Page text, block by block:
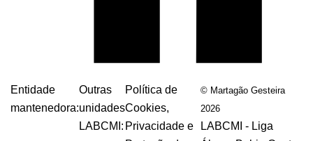
Entidade
mantenedora:
Outras
unidades
LABCMI:
Política de
Cookies,
Privacidade e
© Martagão Gesteira
2026
LABCMI - Liga